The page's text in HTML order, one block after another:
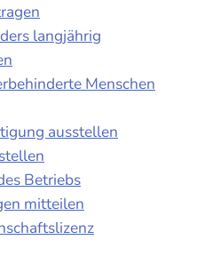
langjährig
Menschen
ausstellen
Betriebs
mitteilen